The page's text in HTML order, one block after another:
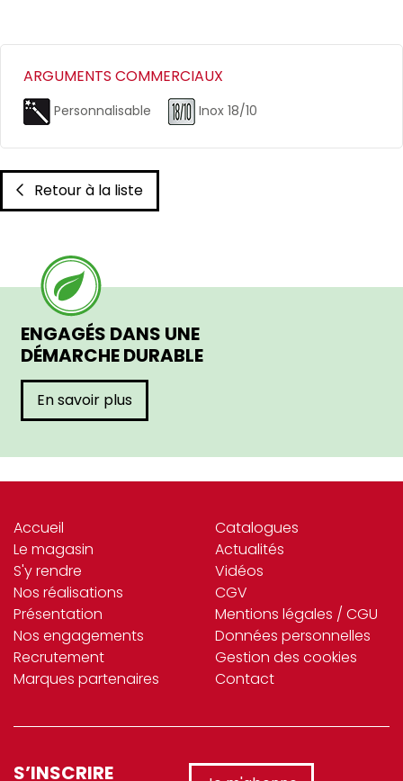
ARGUMENTS COMMERCIAUX
Personnalisable Inox 18/10
Retour à la liste
ENGAGÉS DANS UNE
DÉMARCHE DURABLE
En savoir plus
Accueil
Le magasin
S'y rendre
Nos réalisations
Présentation
Nos engagements
Recrutement
Marques partenaires
Catalogues
Actualités
Vidéos
CGV
Mentions légales / CGU
Données personnelles
Gestion des cookies
Contact
S’INSCRIRE